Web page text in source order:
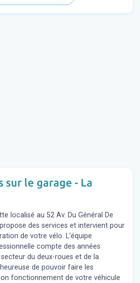
sur le garage - La
localisé au 52 Av. Du Général De
des services et intervient pour
de votre vélo. L'équipe
compte des années
du deux-roues et de la
de pouvoir faire les
fonctionnement de votre véhicule